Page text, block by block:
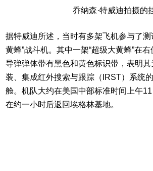
乔纳森·特威迪拍摄的
据特威迪所述，当时有多架飞机参与了测
黄蜂”战斗机。其中一架“超级大黄蜂”在
导弹弹体带有黑色和黄色标识带，表明
装、集成红外搜索与跟踪（IRST）系统
舱。机队大约在美国中部标准时间上午
在约一小时后返回埃格林基地。